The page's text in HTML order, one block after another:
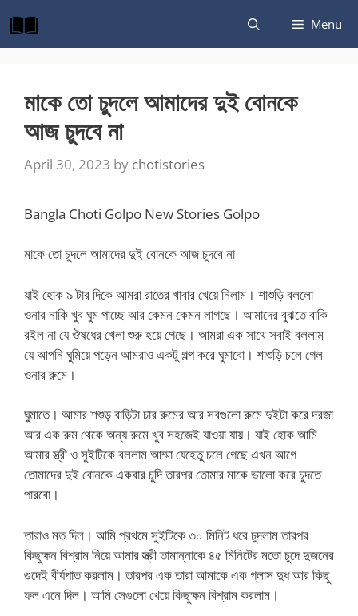
to
content
Menu
মাকে তো চুদলে আমাদের দুই বোনকে
আজ চুদবে না
April 30, 2023 by chotistories
Bangla Choti Golpo New Stories Golpo
মাকে তো চুদলে আমাদের দুই বোনকে আজ চুদবে না
যাই হোক ৯ টার দিকে আমরা রাতের খাবার খেয়ে নিলাম। শাশুড়ি বললো
ওনার নাকি খুব ঘুম পাচ্ছে আর কেমন কেমন লাগছে। আমাদের বুঝতে বাকি
রইল না যে ঔষধের খেলা শুরু হয়ে গেছে। আমরা এক সাথে সবাই বললাম
যে আপনি ঘুমিয়ে পড়েন আমরাও একটু গল্প করে ঘুমাবো। শাশুড়ি চলে গেল
ওনার রুমে।
ঘুমাতে। আমার শশুড় বাড়িটা চার রুমের আর সবগুলো রুমে দুইটা করে দরজা
আর এক রুম থেকে অন্য রুমে খুব সহজেই যাওয়া যায়। যাই হোক আমি
আমার স্ত্রী ও সুইটিকে বললাম আম্মা যেহেতু চলে গেছে এখন আগে
তোমাদের দুই বোনকে একবার চুদি তারপর তোমার মাকে ভালো করে চুদতে
পারবো।
তারাও মত দিল। আমি প্রথমে সুইটিকে ৩০ মিনিট ধরে চুদলাম তারপর
কিছুক্ষন বিশ্রাম নিয়ে আমার স্ত্রী তামান্নাকে ৪৫ মিনিটের মতো চুদে দুজনের
গুদেই বীর্যপাত করলাম। তারপর এক তারা আমাকে এক গ্লাস দুধ আর কিছু
ফল এনে দিল। আমি সেগুলো খেয়ে কিছুক্ষন বিশ্রাম করলাম।